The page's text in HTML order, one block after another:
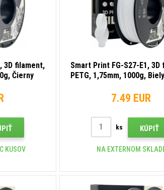
3D filament,
Čierny
KUSOV
Smart Print FG-S27-E1,
PETG, 1,75mm, 1000g,
7.49 EUR
ks KÚPIŤ
NA EXTERNOM